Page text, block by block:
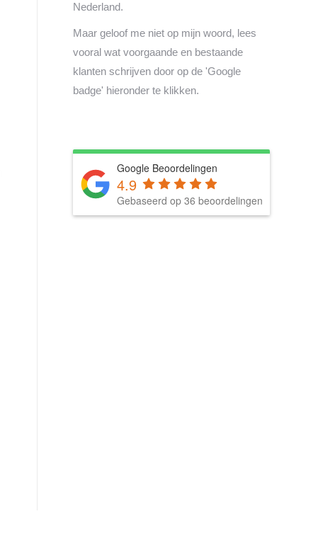
Nederland.
Maar geloof me niet op mijn woord, lees
vooral wat voorgaande en bestaande
klanten schrijven door op de 'Google
badge' hieronder te klikken.
Google Beoordelingen
4.9
Gebaseerd op 36 beoordelingen